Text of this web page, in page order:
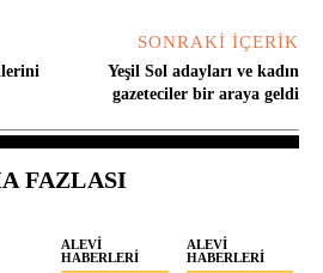
SONRAKI İÇERIK
Yeşil Sol adayları ve kadın
gazeteciler bir araya geldi
FAZLASI
ALEVI
HABERLERI
ALEVI
HABERLERI